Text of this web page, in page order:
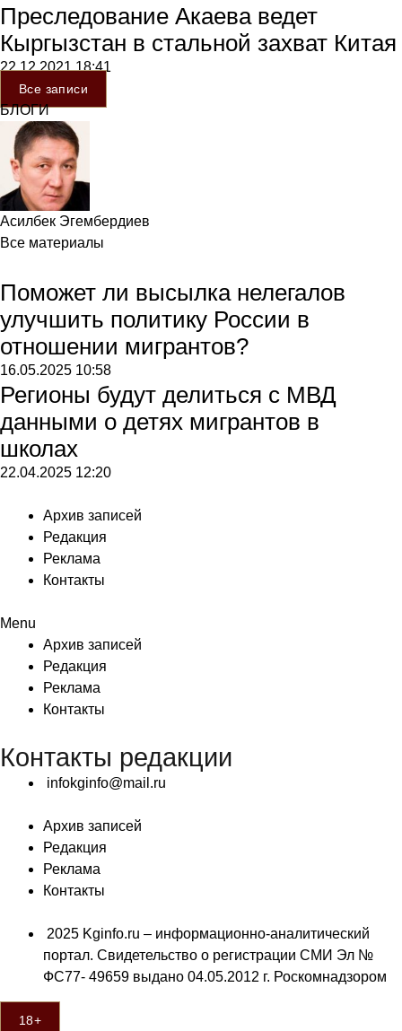
Преследование Акаева ведет
Кыргызстан в стальной захват Китая
22.12.202118:41
Все записи
БЛОГИ
Асилбек Эгембердиев
Все материалы
Поможет ли высылка нелегалов
улучшить политику России в
отношении мигрантов?
16.05.2025 10:58
Регионы будут делиться с МВД
данными о детях мигрантов в
школах
22.04.2025 12:20
Архив записей
Редакция
Реклама
Контакты
Menu
Архив записей
Редакция
Реклама
Контакты
Контакты редакции
infokginfo@mail.ru
Архив записей
Редакция
Реклама
Контакты
2025 Kginfo.ru – информационно-аналитический
портал. Свидетельство о регистрации СМИ Эл №
ФС77- 49659 выдано 04.05.2012 г. Роскомнадзором
18+